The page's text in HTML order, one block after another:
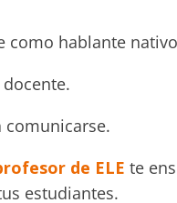
hablante
comunicarse.
de ELE te
estudiantes.